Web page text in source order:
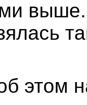
этом